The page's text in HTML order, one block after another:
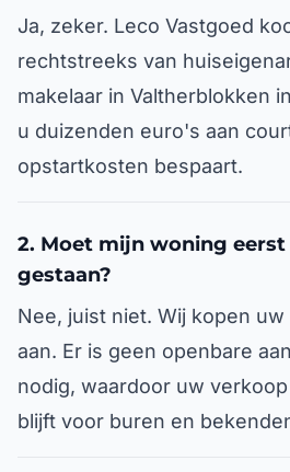
Ja, zeker. Leco Vastgoed
rechtstreeks van
makelaar in Valtherblokken
u duizenden euro's aan
opstartkosten bespaart.
2. Moet mijn woning eerst
gestaan?
Nee, juist niet. Wij kopen
aan. Er is geen openbare
nodig, waardoor uw
blijft voor buren en